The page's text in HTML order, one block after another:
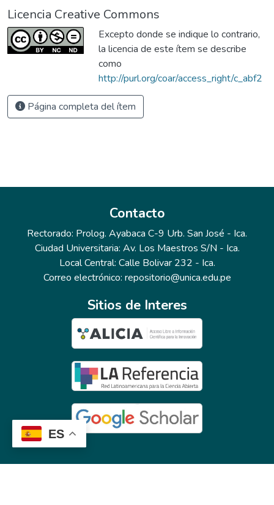
ES
Licencia Creative Commons
Excepto donde se indique lo contrario,
la licencia de este ítem se describe
como
http://purl.org/coar/access_right/c_abf2
Página completa del ítem
Contacto
Rectorado: Prolog. Ayabaca C-9 Urb. San José - Ica.
Ciudad Universitaria: Av. Los Maestros S/N - Ica.
Local Central: Calle Bolivar 232 - Ica.
Correo electrónico: repositorio@unica.edu.pe
Sitios de Interes